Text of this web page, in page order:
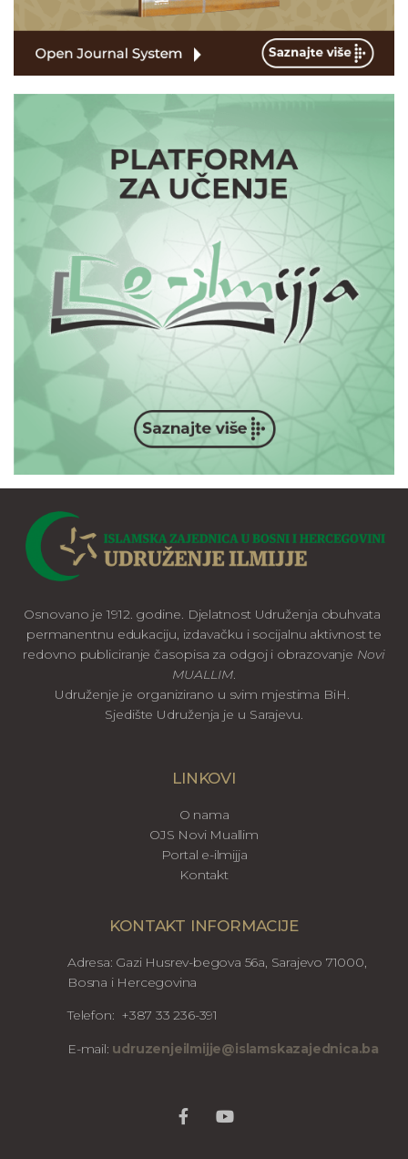
Osnovano je 1912. godine. Djelatnost Udruženja obuhvata
permanentnu edukaciju, izdavačku i socijalnu aktivnost te
redovno publiciranje časopisa za odgoj i obrazovanje Novi
MUALLIM.
Udruženje je organizirano u svim mjestima BiH.
Sjedište Udruženja je u Sarajevu.
LINKOVI
O nama
OJS Novi Muallim
Portal e-ilmijja
Kontakt
KONTAKT INFORMACIJE
Adresa: Gazi Husrev-begova 56a, Sarajevo 71000,
Bosna i Hercegovina
Telefon: +387 33 236-391
E-mail: udruzenjeilmijje@islamskazajednica.ba